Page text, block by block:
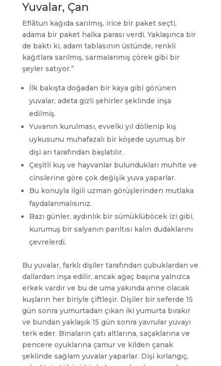
Yuvalar, Çan
Eflâtun kağıda sarılmış, irice bir paket seçti,
adama bir paket halka parası verdi. Yaklaşınca bir
de baktı ki, adam tablasının üstünde, renkli
kağıtlara sarılmış, sarmalanmış çörek gibi bir
şeyler satıyor.”
İlk bakışta doğadan bir kaya gibi görünen
yuvalar, adeta gizli şehirler şeklinde inşa
edilmiş.
Yuvanın kurulması, evvelki yıl döllenip kış
uykusunu muhafazalı bir köşede uyumuş bir
dişi arı tarafından başlatılır.
Çeşitli kuş ve hayvanlar bulundukları muhite ve
cinslerine göre çok değişik yuva yaparlar.
Bu konuyla ilgili uzman görüşlerinden mutlaka
faydalanmalısınız.
Bazı günler, aydınlık bir sümüklüböcek izi gibi,
kurumuş bir salyanın parıltısı kalın dudaklarını
çevrelerdi.
Bu yuvalar, farklı dişiler tarafından çubuklardan ve
dallardan inşa edilir, ancak ağaç başına yalnızca
erkek vardır ve bu de uma yakında anne olacak
kuşların her biriyle çiftleşir. Dişiler bir seferde 15
gün sonra yumurtadan çıkan iki yumurta bırakır
ve bundan yaklaşık 15 gün sonra yavrular yuvayı
terk eder. Binaların çatı altlarına, saçaklarına ve
pencere oyuklarına çamur ve kilden çanak
şeklinde sağlam yuvalar yaparlar. Dişi kırlangıç,